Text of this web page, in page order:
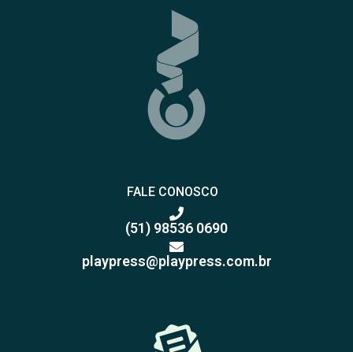
FALE CONOSCO
(51) 98536 0690
playpress@playpress.com.br